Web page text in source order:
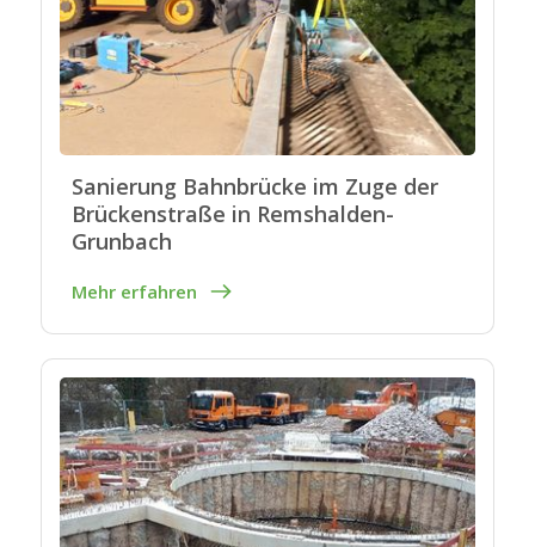
Sanierung Bahnbrücke im Zuge der
Brückenstraße in Remshalden-
Grunbach
Mehr erfahren